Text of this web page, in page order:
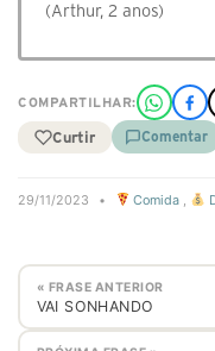
(Arthur, 2 anos)
COMPARTILHAR:
Curtir Comentar
29/11/2023 • Comida ,
« FRASE ANTERIOR
VAI SONHANDO